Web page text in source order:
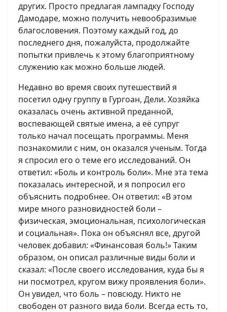
других. Просто предлагая лампадку Господу
Дамодаре, можно получить невообразимые
благословения. Поэтому каждый год, до
последнего дня, пожалуйста, продолжайте
попытки привлечь к этому благоприятному
служению как можно больше людей.
Недавно во время своих путешествий я
посетил одну группу в Гургоан, Дели. Хозяйка
оказалась очень активной преданной,
воспевающей святые имена, а её супруг
только начал посещать программы. Меня
познакомили с ним, он оказался ученым. Тогда
я спросил его о теме его исследований. Он
ответил: «Боль и контроль боли». Мне эта тема
показалась интересной, и я попросил его
объяснить подробнее. Он ответил: «В этом
мире много разновидностей боли –
физическая, эмоциональная, психологическая
и социальная». Пока он объяснял все, другой
человек добавил: «Финансовая боль!» Таким
образом, он описал различные виды боли и
сказал: «После своего исследования, куда бы я
ни посмотрел, кругом вижу проявления боли».
Он увидел, что боль – повсюду. Никто не
свободен от разного вида боли. Всегда есть то,